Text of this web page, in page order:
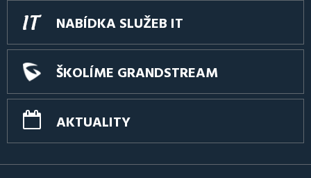
NABÍDKA SLUŽEB IT
ŠKOLÍME GRANDSTREAM
AKTUALITY